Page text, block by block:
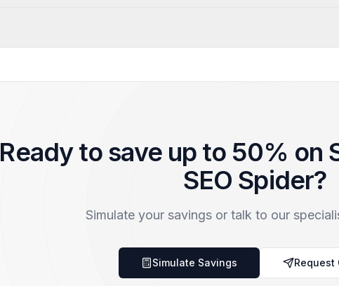
Ready to save up to 50% on
SEO Spider?
Simulate your savings or talk to our
Simulate Savings Request